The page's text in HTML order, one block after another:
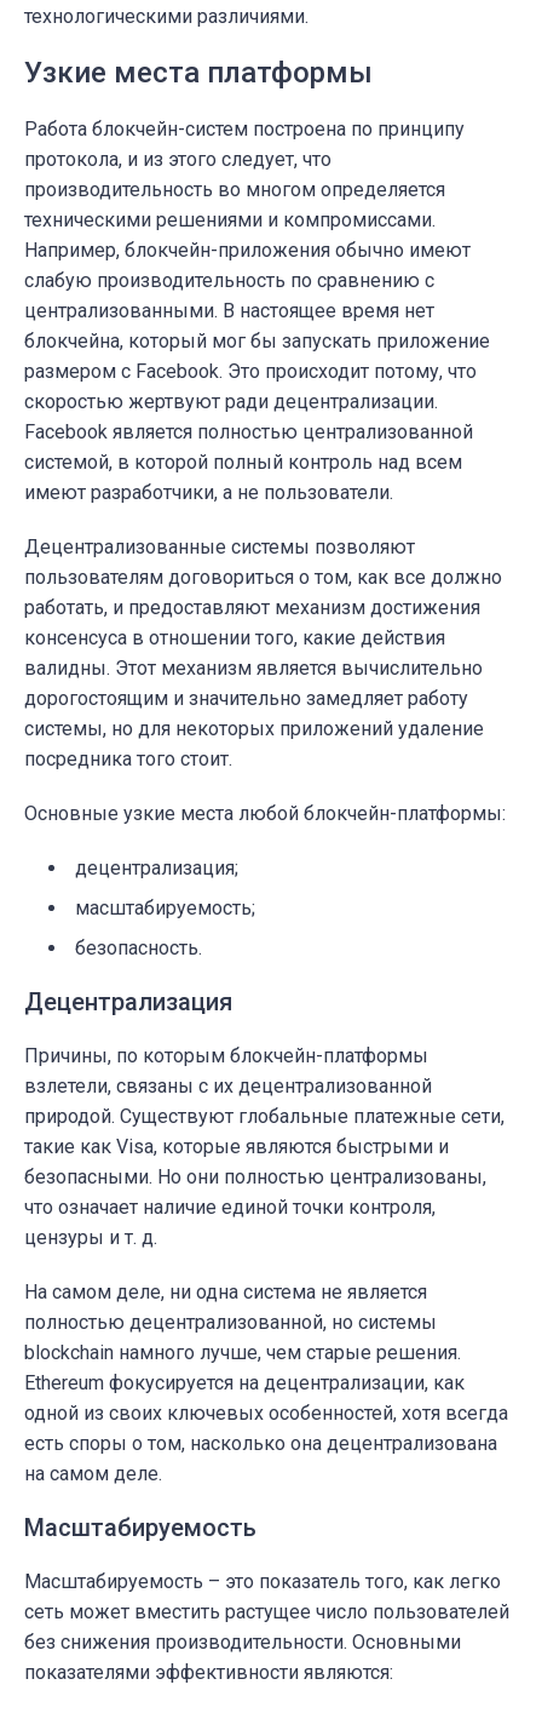
технологическими различиями.
Узкие места платформы
Работа блокчейн-систем построена по принципу
протокола, и из этого следует, что
производительность во многом определяется
техническими решениями и компромиссами.
Например, блокчейн-приложения обычно имеют
слабую производительность по сравнению с
централизованными. В настоящее время нет
блокчейна, который мог бы запускать приложение
размером с Facebook. Это происходит потому, что
скоростью жертвуют ради децентрализации.
Facebook является полностью централизованной
системой, в которой полный контроль над всем
имеют разработчики, а не пользователи.
Децентрализованные системы позволяют
пользователям договориться о том, как все должно
работать, и предоставляют механизм достижения
консенсуса в отношении того, какие действия
валидны. Этот механизм является вычислительно
дорогостоящим и значительно замедляет работу
системы, но для некоторых приложений удаление
посредника того стоит.
Основные узкие места любой блокчейн-платформы:
децентрализация;
масштабируемость;
безопасность.
Децентрализация
Причины, по которым блокчейн-платформы
взлетели, связаны с их децентрализованной
природой. Существуют глобальные платежные сети,
такие как Visa, которые являются быстрыми и
безопасными. Но они полностью централизованы,
что означает наличие единой точки контроля,
цензуры и т. д.
На самом деле, ни одна система не является
полностью децентрализованной, но системы
blockchain намного лучше, чем старые решения.
Ethereum фокусируется на децентрализации, как
одной из своих ключевых особенностей, хотя всегда
есть споры о том, насколько она децентрализована
на самом деле.
Масштабируемость
Масштабируемость – это показатель того, как легко
сеть может вместить растущее число пользователей
без снижения производительности. Основными
показателями эффективности являются: